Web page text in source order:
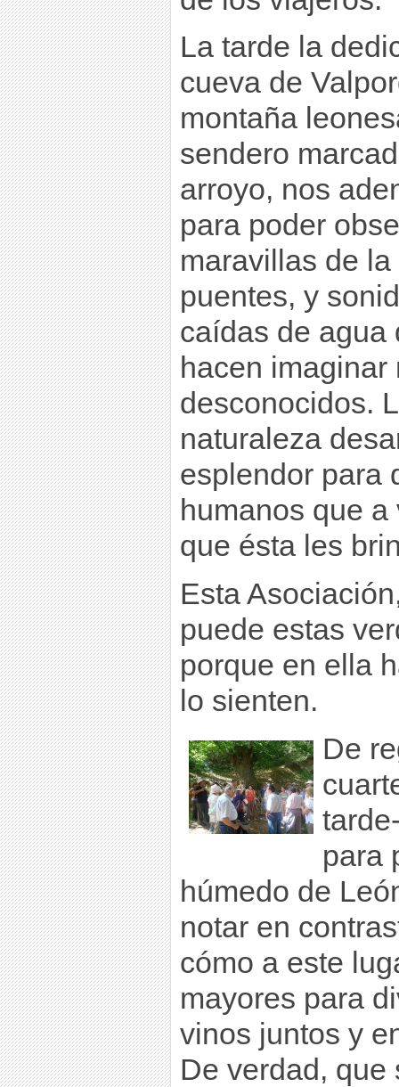
La tarde la
cueva de
montaña
sendero
arroyo, nos
para poder
maravillas de
puentes, y
caídas de agua
hacen imaginar
desconocidos.
naturaleza
esplendor para
humanos que
que ésta les
Esta
puede estas
porque en ella
lo sienten.
De
para
húmedo de
notar en
cómo a este
mayores para
vinos juntos y
De verdad, que